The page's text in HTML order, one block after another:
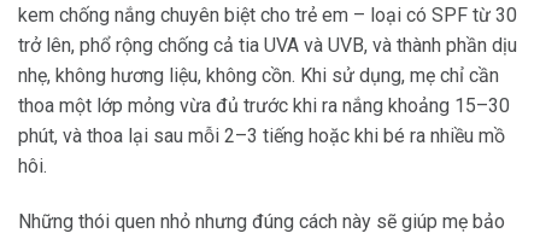
kem chống nắng chuyên biệt cho trẻ em – loại có SPF từ 30
trở lên, phổ rộng chống cả tia UVA và UVB, và thành phần dịu
nhẹ, không hương liệu, không cồn. Khi sử dụng, mẹ chỉ cần
thoa một lớp mỏng vừa đủ trước khi ra nắng khoảng 15–30
phút, và thoa lại sau mỗi 2–3 tiếng hoặc khi bé ra nhiều mồ
hôi.
Những thói quen nhỏ nhưng đúng cách này sẽ giúp mẹ bảo